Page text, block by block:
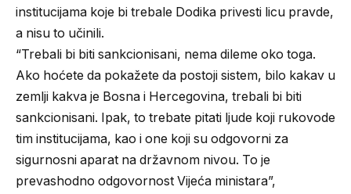
institucijama koje bi trebale Dodika privesti licu pravde,
a nisu to učinili.
“Trebali bi biti sankcionisani, nema dileme oko toga.
Ako hoćete da pokažete da postoji sistem, bilo kakav u
zemlji kakva je Bosna i Hercegovina, trebali bi biti
sankcionisani. Ipak, to trebate pitati ljude koji rukovode
tim institucijama, kao i one koji su odgovorni za
sigurnosni aparat na državnom nivou. To je
prevashodno odgovornost Vijeća ministara”,